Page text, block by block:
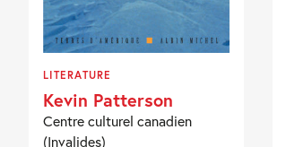
LITERATURE
Kevin Patterson
Centre culturel canadien
(Invalides)